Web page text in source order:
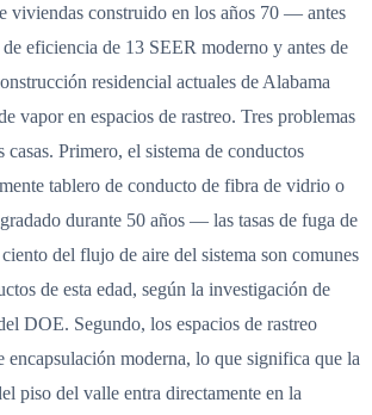
viviendas construido en los años 70 — antes
eficiencia de 13 SEER moderno y antes de
residencial actuales de Alabama
vapor en espacios de rastreo. Tres problemas
casas. Primero, el sistema de conductos
tablero de conducto de fibra de vidrio o
durante 50 años — las tasas de fuga de
del flujo de aire del sistema son comunes
de esta edad, según la investigación de
DOE. Segundo, los espacios de rastreo
encapsulación moderna, lo que significa que la
piso del valle entra directamente en la